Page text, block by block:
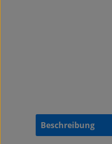
Beschreibung